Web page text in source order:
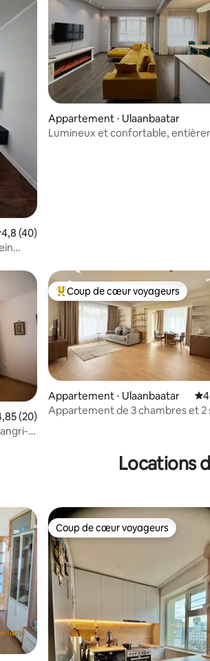
moyenne sur la base de 40
4,8 (40)
Appartement ⋅ Ulaanbaatar
Lumineux et confortable,
moyenne sur la base de 20
(20)
Coups de cœur voyageurs les
Coup de cœur voyageurs
Appartement ⋅ Ulaanbaatar
Appartement de 3 chambres et 2
Locations
appréciés Coup de cœur voyageurs
Coup de cœur voyageurs